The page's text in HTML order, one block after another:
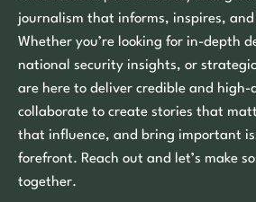
journalism that informs, inspires,
Whether you’re looking for in-depth
national security insights, or
are here to deliver credible and high-
collaborate to create stories that
that influence, and bring important
forefront. Reach out and let’s make
together.